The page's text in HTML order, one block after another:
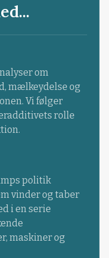
om
mælkeydelse og
Vi følger
rolle
politik
vinder og taber
i en serie
maskiner og